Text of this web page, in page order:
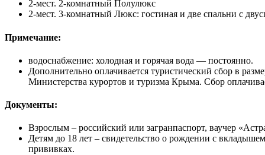
2-мест. 2-комнатный Полулюкс
2-мест. 3-комнатный Люкс: гостиная и две спальни с
Примечание:
водоснабжение: холодная и горячая вода — постоянно.
Дополнительно оплачивается туристический сбор в
Министерства курортов и туризма Крыма. Сбор
Документы:
Взрослым – российский или загранпаспорт, ваучер
Детям до 18 лет – свидетельство о рождении с
прививках.